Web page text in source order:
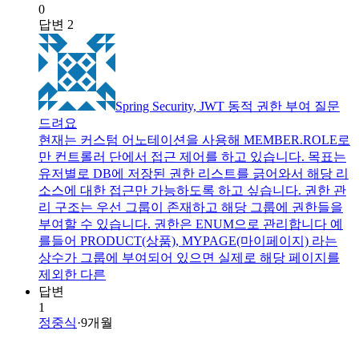
0
답변 2
Spring Security, JWT 동적 권한 부여 질문
드려요
현재는 커스텀 어노테이션을 사용해 MEMBER.ROLE로
만 컨트롤러 단에서 접근 제어를 하고 있습니다. 목표는
유저별로 DB에 저장된 권한 리스트를 긁어와서 해당 리
소스에 대한 접근만 가능하도록 하고 싶습니다. 권한 관
리 구조는 우선 그룹이 존재하고 해당 그룹에 권한들을
부여할 수 있습니다. 권한은 ENUM으로 관리합니다 예
를들어 PRODUCT(상품), MYPAGE(마이페이지) 라는
상수가 그룹에 부여되어 있으면 실제로 해당 페이지를
제외한 다른
답변
1
정중식·9개월